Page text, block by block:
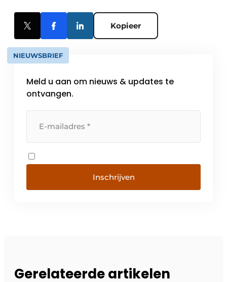
Kopieer
NIEUWSBRIEF
Meld u aan om nieuws & updates te
ontvangen.
Inschrijven
Gerelateerde artikelen